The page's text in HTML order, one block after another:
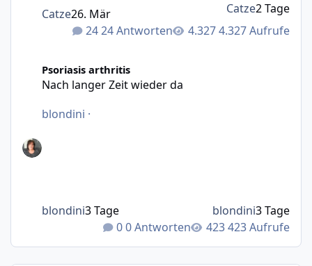
24 Antworten 4.327 Aufrufe
Catze26. Mär Catze2 Tage
Psoriasis arthritis
Nach langer Zeit wieder da
blondini ·
0 Antworten 423 Aufrufe
blondini3 Tage blondini3 Tage